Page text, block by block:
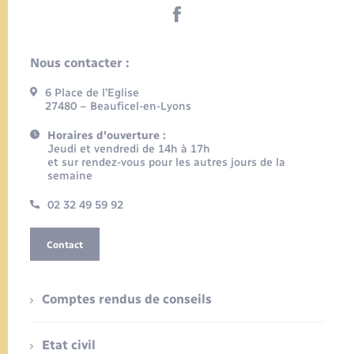
Nous contacter :
6 Place de l’Eglise
27480 – Beauficel-en-Lyons
Horaires d'ouverture :
Jeudi et vendredi de 14h à 17h
et sur rendez-vous pour les autres jours de la
semaine
02 32 49 59 92
Contact
Comptes rendus de conseils
Etat civil